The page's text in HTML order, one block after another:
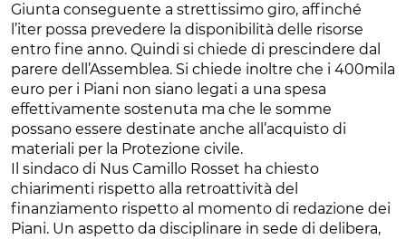
Giunta conseguente a strettissimo giro, affinché
l’iter possa prevedere la disponibilità delle risorse
entro fine anno. Quindi si chiede di prescindere dal
parere dell’Assemblea. Si chiede inoltre che i 400mila
euro per i Piani non siano legati a una spesa
effettivamente sostenuta ma che le somme
possano essere destinate anche all’acquisto di
materiali per la Protezione civile.
Il sindaco di Nus Camillo Rosset ha chiesto
chiarimenti rispetto alla retroattività del
finanziamento rispetto al momento di redazione dei
Piani. Un aspetto da disciplinare in sede di delibera,